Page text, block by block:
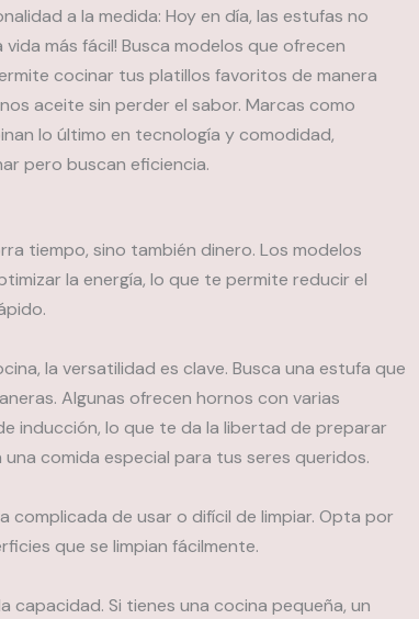
a la medida: Hoy en día, las estufas no
más fácil! Busca modelos que ofrecen
cocinar tus platillos favoritos de manera
aceite sin perder el sabor. Marcas como
lo último en tecnología y comodidad,
pero buscan eficiencia.
tiempo, sino también dinero. Los modelos
la energía, lo que te permite reducir el
la versatilidad es clave. Busca una estufa que
Algunas ofrecen hornos con varias
inducción, lo que te da la libertad de preparar
comida especial para tus seres queridos.
complicada de usar o difícil de limpiar. Opta por
que se limpian fácilmente.
capacidad. Si tienes una cocina pequeña, un